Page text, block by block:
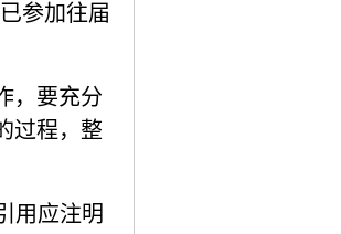
参加往届
，要充分
过程，整
用应注明